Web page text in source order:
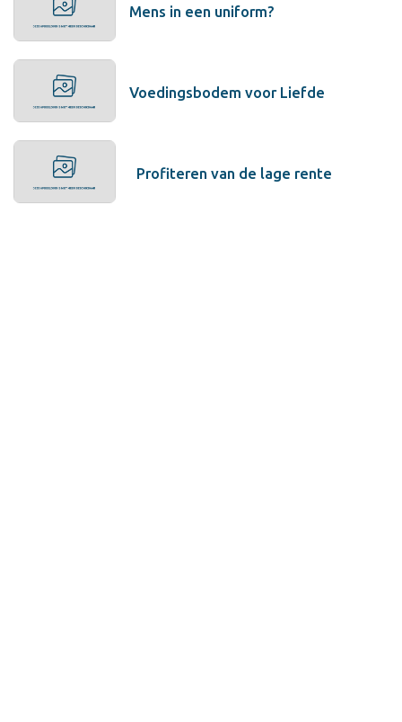
Mens in een uniform?
Voedingsbodem voor Liefde
Profiteren van de lage rente